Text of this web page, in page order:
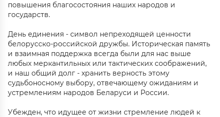
повышения благосостояния наших народов и
государств.
День единения - символ непреходящей ценности
белорусско-российской дружбы. Историческая память
и взаимная поддержка всегда были для нас выше
любых меркантильных или тактических соображений,
и наш общий долг - хранить верность этому
судьбоносному выбору, отвечающему ожиданиям и
устремлениям народов Беларуси и России.
Убежден, что идущее от жизни стремление людей к